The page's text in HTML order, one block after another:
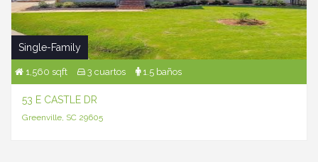
Single-Family
1,560 sqft 3 cuartos 1.5 baños
53 E CASTLE DR
Greenville, SC 29605